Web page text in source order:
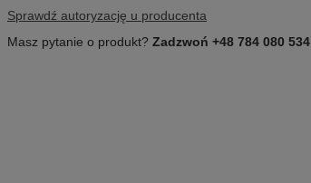
Sprawdź autoryzację u producenta
Masz pytanie o produkt? Zadzwoń +48 784 080 534